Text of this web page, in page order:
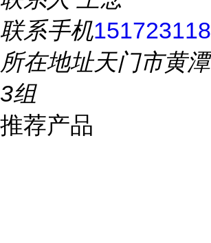
联系手机
所在地址天门市黄
3组
推荐产品